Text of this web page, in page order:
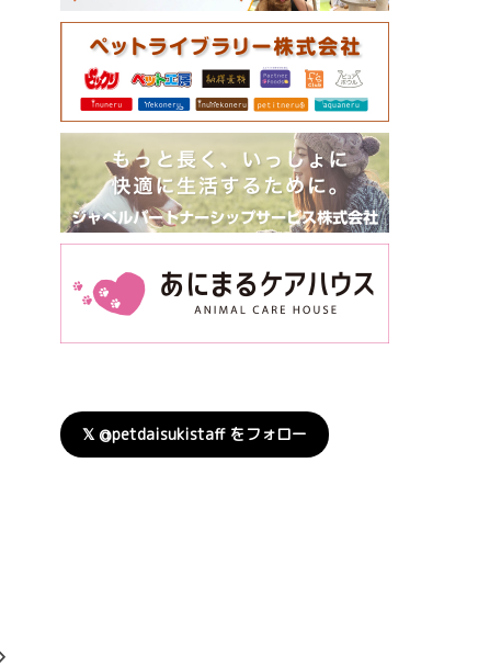
𝕏 @petdaisukistaff をフォロー